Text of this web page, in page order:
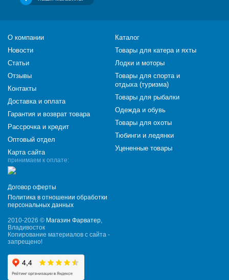
принимаем к оплате:
Договор оферты
Политика в отношении обработки
персональных данных
2010-2026 © Магазин Фарватер,
Владивосток
Копирование материалов с сайта -
запрещено!
О компании
Новости
Статьи
Отзывы
Контакты
Доставка и оплата
Гарантия и возврат товара
Рассрочка и кредит
Оптовый отдел
Карта сайта
Каталог
Товары для катера и яхты
Лодки и моторы
Товары для спорта и
отдыха (туризма)
Товары для рыбалки
Одежда и обувь
Товары для охоты
Тюбинги и ледянки
Уцененные товары